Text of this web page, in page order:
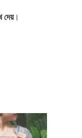
দেয়।